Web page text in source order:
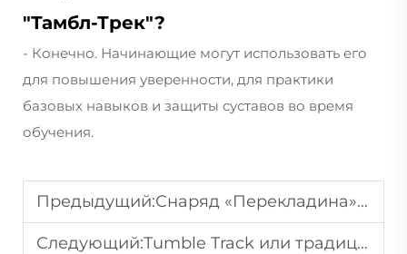
"Тамбл-Трек"?
- Конечно. Начинающие могут использовать его
для повышения уверенности, для практики
базовых навыков и защиты суставов во время
обучения.
Предыдущий:Снаряд «Перекладина» для продажи: сравнение вариантов и принятие решения
Следующий:Tumble Track или традиционные батуты: что лучше подходит для вашей программы?